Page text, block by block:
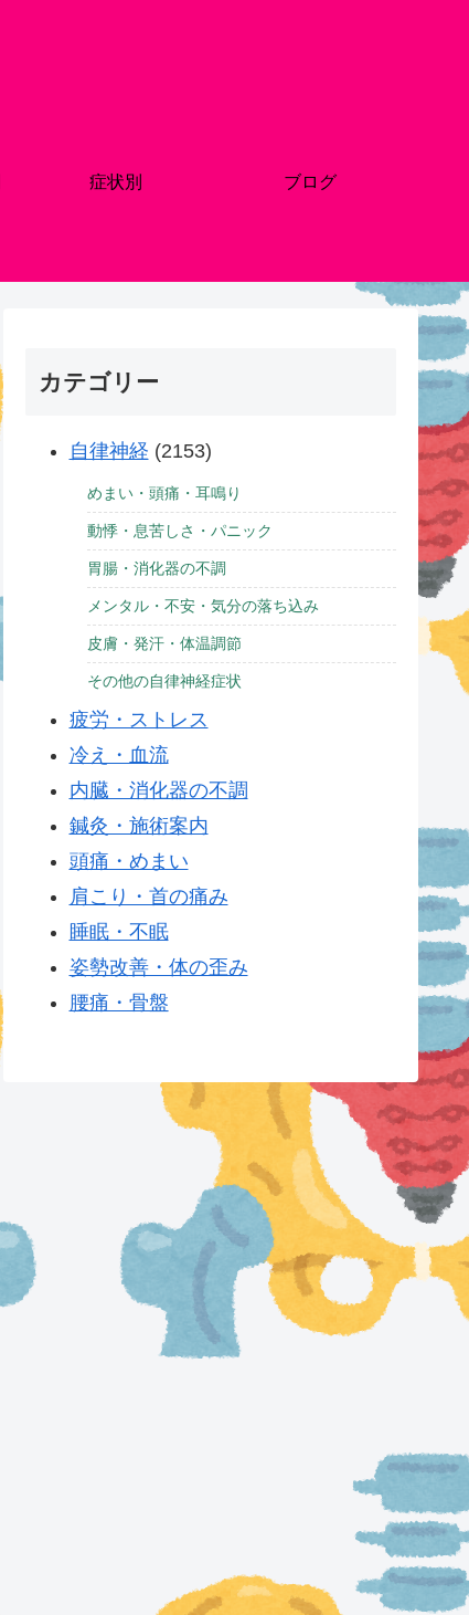
症状別 ブログ
カテゴリー
自律神経 (2153)
めまい・頭痛・耳鳴り
動悸・息苦しさ・パニック
胃腸・消化器の不調
メンタル・不安・気分の落ち込み
皮膚・発汗・体温調節
その他の自律神経症状
疲労・ストレス
冷え・血流
内臓・消化器の不調
鍼灸・施術案内
頭痛・めまい
肩こり・首の痛み
睡眠・不眠
姿勢改善・体の歪み
腰痛・骨盤